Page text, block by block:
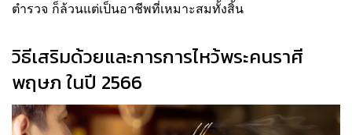
ตำรวจ ก็ล้วนแต่เป็นอาชีพที่เหมาะสมทั้งสิ้น
วิธีเสริมด้วยและการการไหว้พระคนราศี
พฤษภ ในปี 2566